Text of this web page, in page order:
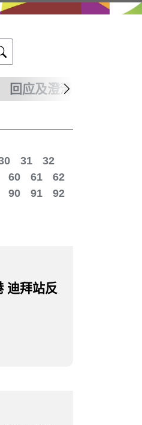
回应及澄清
31
32
60 61
62
90 91
92
迪拜站反